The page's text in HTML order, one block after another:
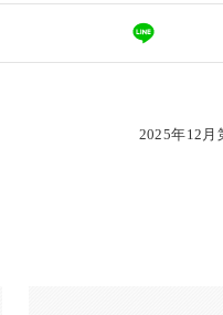
2025年12月